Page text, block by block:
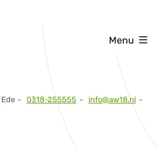
Ede
Tel:
0318-255555 info@aw18.nl
Menu